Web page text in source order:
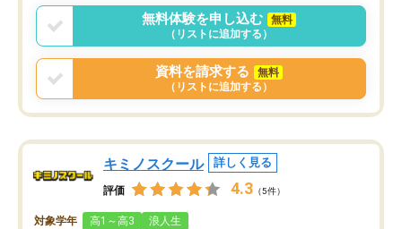
言う事で講師変更の申し出があり、あ
まりに短期での変更だった為、塾に通
う事にして退会しました。遅れも取り
戻せ、授業内容や講師の方は良かった
と思います。
無料体験を申し込む
無料
（リストに追加する）
資料を請求する
無料
（リストに追加する）
キミノスクール 詳しく見る
評価 4.3 （5件）
対象学年 高1～高3 浪人生